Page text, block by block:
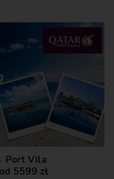
Port Vila
5599 zł